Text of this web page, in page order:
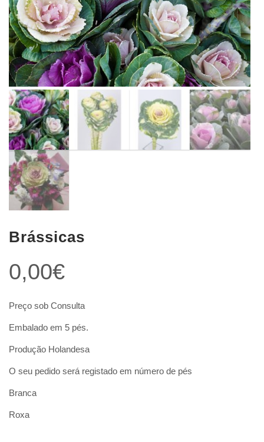
Brássicas
0,00€
Preço sob Consulta
Embalado em 5 pés.
Produção Holandesa
O seu pedido será registado em número de pés
Branca
Roxa